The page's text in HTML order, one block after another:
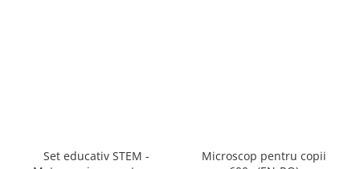
Set educativ STEM -
Microscop pentru copii